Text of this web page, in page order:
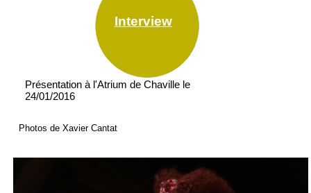
Présentation à l'Atrium de Chaville le
24/01/2016
Photos de Xavier Cantat
Interview